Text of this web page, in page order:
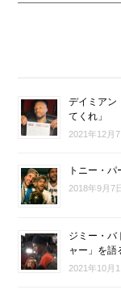
デイミアン
てくれ」
2021年12月7
トニー・パ
2018年9月7日
ジミー・バ
ャー」を語
2021年10月1